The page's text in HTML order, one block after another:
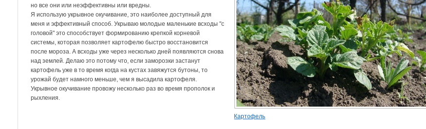
Картофель
но все они или неэффективны или вредны.
Я использую укрывное окучивание, это наиболее доступный для
меня и эффективный способ. Укрываю молодые маленькие всходы "с
головой" это способствует формированию крепкой корневой
системы, которая позволяет картофелю быстро восстановится
после мороза. А всходы уже через несколько дней появляются снова
над землей. Делаю это потому что, если заморозки застанут
картофель уже в то время когда на кустах завяжутся бутоны, то
урожай будет намного меньше, чем я высадила картофеля.
Укрывное окучивание провожу несколько раз во время прополок и
рыхления.